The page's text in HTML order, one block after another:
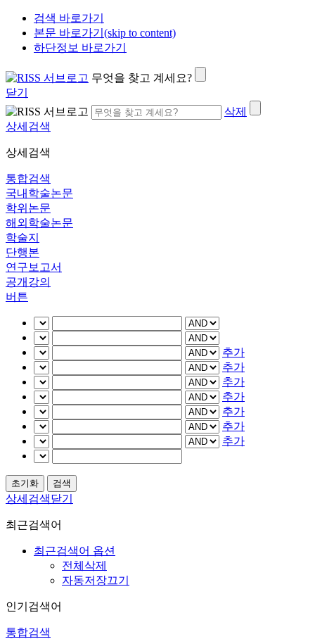
검색 바로가기
본문 바로가기(skip to content)
하단정보 바로가기
무엇을 찾고 계세요?
닫기
삭제
상세검색
상세검색
통합검색
국내학술논문
학위논문
해외학술논문
학술지
단행본
연구보고서
공개강의
버튼
추가
추가
추가
추가
추가
추가
추가
상세검색닫기
최근검색어
최근검색어 옵션
전체삭제
자동저장끄기
인기검색어
통합검색